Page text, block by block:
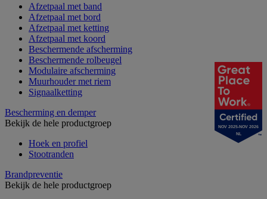
Afzetpaal met band
Afzetpaal met bord
Afzetpaal met ketting
Afzetpaal met koord
Beschermende afscherming
Beschermende rolbeugel
Modulaire afscherming
Muurhouder met riem
Signaalketting
Bescherming en demper
Bekijk de hele productgroep
Hoek en profiel
Stootranden
Brandpreventie
Bekijk de hele productgroep
NOV 2025-NOV 2026
NL